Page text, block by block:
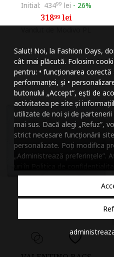
Salut! Noi, la Fashion Days,
cât mai plăcută. Folosim
pentru: • funcționarea corectă
performanței, și •
butonului „Accept”, ești de
activitatea pe site și
utilizate de noi și de
mai sus. Dacă alegi „Refuz”,
strict necesare funcționării
personalizate. Poți modifica
„Administrează preferințele”.
Initial: 43499 lei - 26%
31899lei